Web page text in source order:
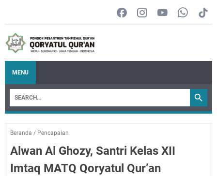
MENU
Beranda / Pencapaian
Alwan Al Ghozy, Santri Kelas XII
Imtaq MATQ Qoryatul Qur’an